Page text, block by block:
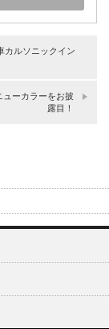
カルソニックイン
ューカラーをお披
露目！